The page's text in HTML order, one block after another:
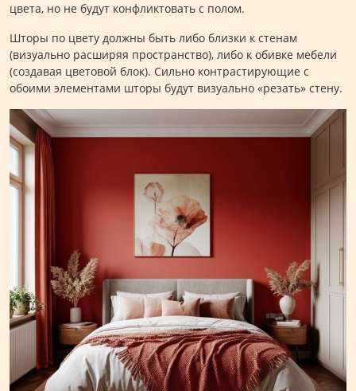
цвета, но не будут конфликтовать с полом.
Шторы по цвету должны быть либо близки к стенам
(визуально расширяя пространство), либо к обивке мебели
(создавая цветовой блок). Сильно контрастирующие с
обоими элементами шторы будут визуально «резать» стену.